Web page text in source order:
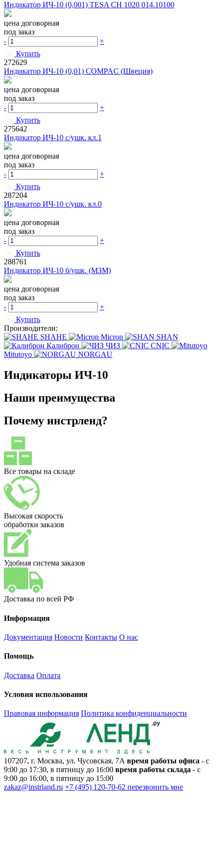
Индикатор ИЧ-10 (0,001) TESA CH 1020 014.10100
цена договорная
под заказ
-
+
Купить
272629
Индикатор ИЧ-10 (0,01) COMPAC (Швеция)
цена договорная
под заказ
-
+
Купить
275642
Индикатор ИЧ-10 c/ушк. кл.1
цена договорная
под заказ
-
+
Купить
287204
Индикатор ИЧ-10 c/ушк. кл.0
цена договорная
под заказ
-
+
Купить
288761
Индикатор ИЧ-10 б/ушк. (МЗМ)
цена договорная
под заказ
-
+
Купить
Производители:
SHAHE
Micron
SHAN
Калиброн
ЧИЗ
CNIC
Mitutoyo
NORGAU
Индикаторы ИЧ-10
Наши преимущества
Почему инстрленд?
Все товары на складе
Высокая скорость
обработки заказов
Удобная система заказов
Доставка по всей РФ
Информация
Документация Новости Контакты О нас
Помощь
Доставка Оплата
Условия использования
Правовая информация Политика конфиденциальности
107207, г. Москва, ул. Чусовская, 7А время работы офиса - с
9:00 до 17:30, в пятницу до 16:00 время работы склада - с
9:00 до 16:00, в пятницу до 15:00
zakaz@instrland.ru +7 (495) 120-70-62 перезвонить мне